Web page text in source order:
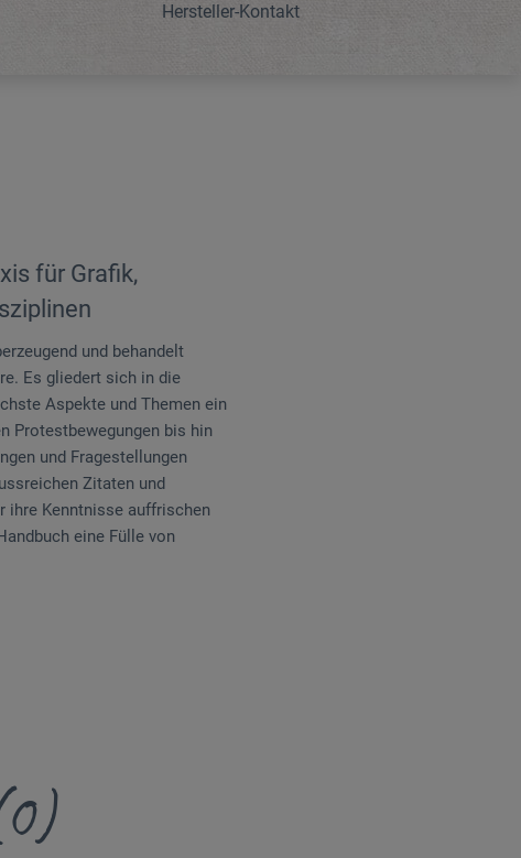
Hersteller-Kontakt
für Grafik,
und behandelt
Es gliedert sich in die
Aspekte und Themen ein
Protestbewegungen bis hin
und Fragestellungen
Zitaten und
ihre Kenntnisse auffrischen
eine Fülle von